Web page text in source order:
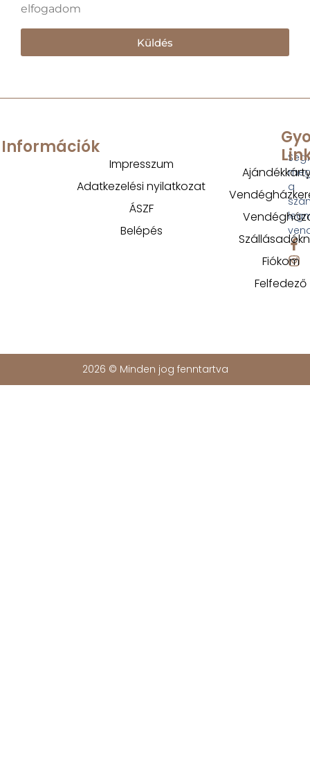
elfogadom
Küldés
a
Fiókom
Felfedező
Információk
Impresszum
Adatkezelési nyilatkozat
ÁSZF
Belépés
2026 © Minden jog fenntartva